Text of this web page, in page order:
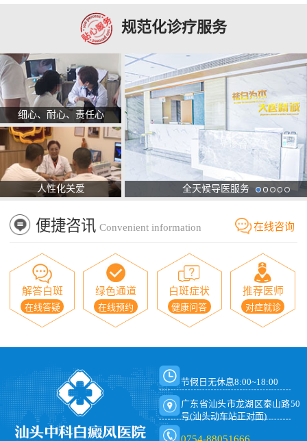
规范化诊疗服务
细心、耐心、责任心
人性化关爱 全天候导医服务
便捷咨讯 Convenient information 在线咨询
解答白斑
在线答疑
绿色通道
在线预约
白斑症状
健康问答
推荐医师
对症就诊
节假日无休息8:00~18:00
广东省汕头市龙湖区泰山路50
号(汕头动车站正对面)
0754-88051666